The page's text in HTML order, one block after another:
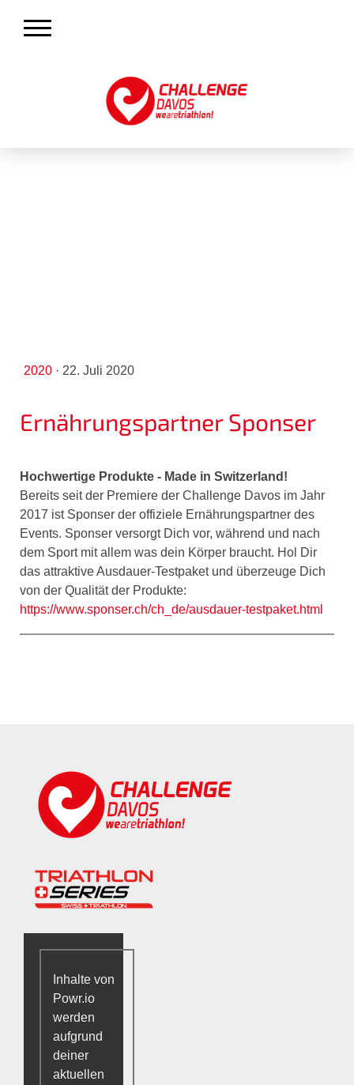
2020 · 22. Juli 2020
Ernährungspartner Sponser
Hochwertige Produkte - Made in Switzerland!
Bereits seit der Premiere der Challenge Davos im Jahr
2017 ist Sponser der offiziele Ernährungspartner des
Events. Sponser versorgt Dich vor, während und nach
dem Sport mit allem was dein Körper braucht. Hol Dir
das attraktive Ausdauer-Testpaket und überzeuge Dich
von der Qualität der Produkte:
https://www.sponser.ch/ch_de/ausdauer-testpaket.html
Inhalte von
Powr.io
werden
aufgrund
deiner
aktuellen